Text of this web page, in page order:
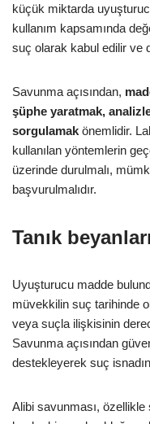
küçük miktarda
kullanım kapsamında
suç olarak kabul edilir ve
Savunma açısından,
şüphe yaratmak,
sorgulamak önemlidir.
kullanılan yöntemlerin
üzerinde durulmalı,
başvurulmalıdır.
Tanık
Uyuşturucu madde
müvekkilin suç tarihinde
veya suçla ilişkisinin
Savunma açısından
destekleyerek suç
Alibi savunması,